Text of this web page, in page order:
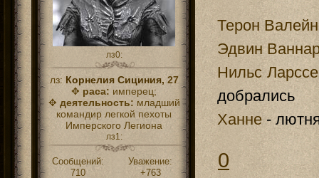
лз0:
лз: Корнелия Сициния, 27
✥ раса: имперец;
✥ деятельность: младший
командир легкой пехоты
Имперского Легиона
лз1:
Сообщений:
710
Уважение:
+763
Терон
Эдвин
Нильс
добрались
Ханне-
0